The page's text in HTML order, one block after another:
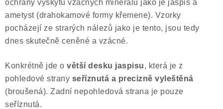
ochrany výskytu vzácných minerálů jako je jaspis a
ametyst (drahokamové formy křemene). Vzorky
pocházejí ze strarých nálezů jako je tento, jsou tedy
dnes skutečně ceněné a vzácné.
Konkrétně jde o větší desku jaspisu, která je z
pohledové strany seříznutá a precizně vyleštěná
(broušená). Zadní nepohledová strana je pouze
seříznutá.